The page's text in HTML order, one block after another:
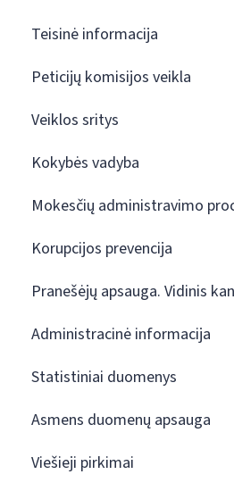
Teisinė informacija
Peticijų komisijos veikla
Veiklos sritys
Kokybės vadyba
Mokesčių administravimo
Korupcijos prevencija
Pranešėjų apsauga. Vidinis
Administracinė informacija
Statistiniai duomenys
Asmens duomenų apsauga
Viešieji pirkimai